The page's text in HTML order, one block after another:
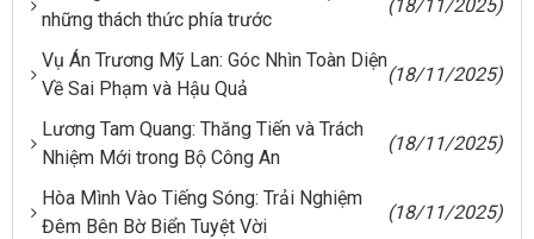
những thách thức phía trước
(18/11/2025)
Vụ Án Trương Mỹ Lan: Góc Nhìn Toàn Diện
Về Sai Phạm và Hậu Quả
(18/11/2025)
Lương Tam Quang: Thăng Tiến và Trách
Nhiệm Mới trong Bộ Công An
(18/11/2025)
Hòa Mình Vào Tiếng Sóng: Trải Nghiệm
Đêm Bên Bờ Biển Tuyệt Vời
(18/11/2025)